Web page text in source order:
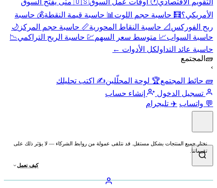
التقويم الاقتصادي🕐 أوقات عمل السوق
🇺🇸 متى يفتح السوق
الأمريكي؟🧮 حاسبة حجم اللوت📊 حاسبة قيمة النقطة💰 حاسبة
ربح الفوركس 📐 حاسبة النقاط المحورية📏 حاسبة حجم المركز 🌙
حاسبة السواب📈 متوسط سعر السهم💹 حاسبة الربح التراكمي 📉
حاسبة عائد التداولكل الأدوات ←
🧱المجتمع
🧱 حائط المجتمع🏆 لوحة المحلّلين✍️ اكتب تحليلك
تسجيل الدخول
إنشاء حساب
💬 واتساب ✈️ تليجرام
نختار جميع المنتجات بشكل مستقل. قد نتلقى عمولة من روابط الشركاء — لا يؤثر ذلك على
تقييماتنا.
كيف نعمل